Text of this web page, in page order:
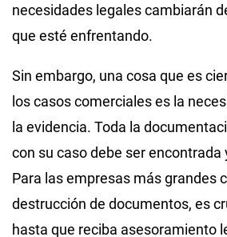
necesidades legales cambiarán
que esté enfrentando.
Sin embargo, una cosa que es
los casos comerciales es la
la evidencia. Toda la
con su caso debe ser encontrada
Para las empresas más grandes
destrucción de documentos, es
hasta que reciba asesoramiento